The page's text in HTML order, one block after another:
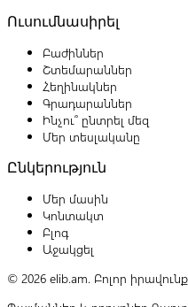
Ուսումնասիրել
Բաժիններ
Շտեմարաններ
Հեղինակներ
Գրադարաններ
Ինչու՞ ընտրել մեզ
Մեր տեսլականը
Ընկերություն
Մեր մասին
Կոնտակտ
Բլոգ
Աջակցել
© 2026 elib.am. Բոլոր